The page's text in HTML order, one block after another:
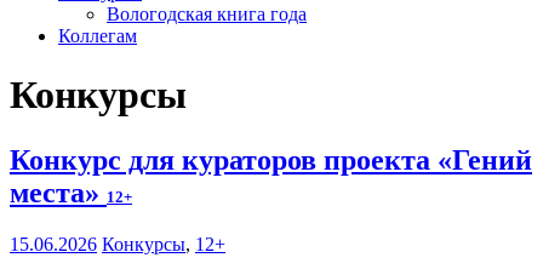
Вологодская книга года
Коллегам
Конкурсы
Конкурс для кураторов проекта «Гений
места» 12+
15.06.2026 Конкурсы, 12+